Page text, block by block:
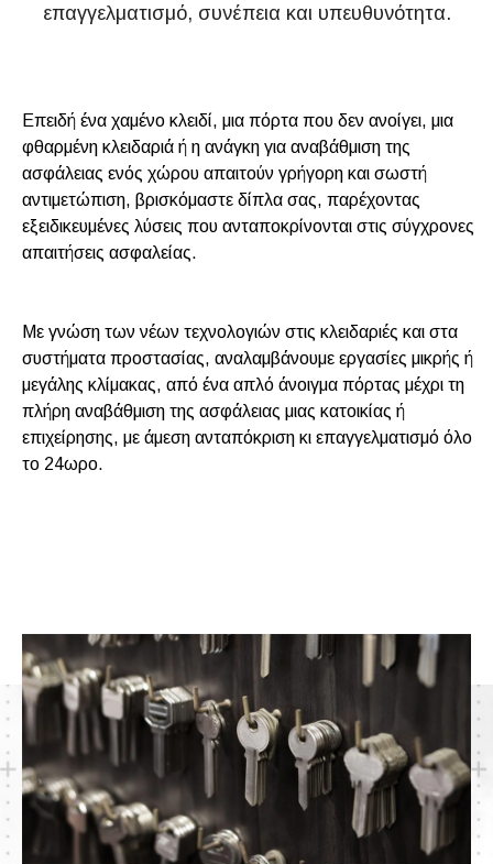
επαγγελματισμό, συνέπεια και υπευθυνότητα.
Επειδή ένα χαμένο κλειδί, μια πόρτα που δεν ανοίγει, μια
φθαρμένη κλειδαριά ή η ανάγκη για αναβάθμιση της
ασφάλειας ενός χώρου απαιτούν γρήγορη και σωστή
αντιμετώπιση, βρισκόμαστε δίπλα σας, παρέχοντας
εξειδικευμένες λύσεις που ανταποκρίνονται στις σύγχρονες
απαιτήσεις ασφαλείας.
Με γνώση των νέων τεχνολογιών στις κλειδαριές και στα
συστήματα προστασίας, αναλαμβάνουμε εργασίες μικρής ή
μεγάλης κλίμακας, από ένα απλό άνοιγμα πόρτας μέχρι τη
πλήρη αναβάθμιση της ασφάλειας μιας κατοικίας ή
επιχείρησης, με άμεση ανταπόκριση κι επαγγελματισμό όλο
το 24ωρο.